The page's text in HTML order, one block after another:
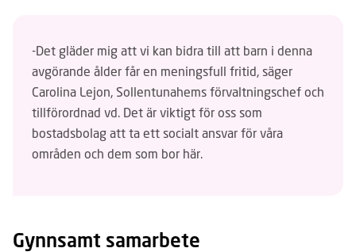
-Det gläder mig att vi kan bidra till att barn i denna
avgörande ålder får en meningsfull fritid, säger
Carolina Lejon, Sollentunahems förvaltningschef och
tillförordnad vd. Det är viktigt för oss som
bostadsbolag att ta ett socialt ansvar för våra
områden och dem som bor här.
Gynnsamt samarbete